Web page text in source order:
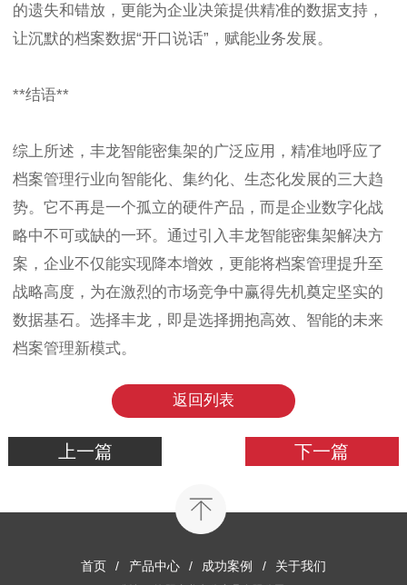
的遗失和错放，更能为企业决策提供精准的数据支持，
让沉默的档案数据“开口说话”，赋能业务发展。
**结语**
综上所述，丰龙智能密集架的广泛应用，精准地呼应了
档案管理行业向智能化、集约化、生态化发展的三大趋
势。它不再是一个孤立的硬件产品，而是企业数字化战
略中不可或缺的一环。通过引入丰龙智能密集架解决方
案，企业不仅能实现降本增效，更能将档案管理提升至
战略高度，为在激烈的市场竞争中赢得先机奠定坚实的
数据基石。选择丰龙，即是选择拥抱高效、智能的未来
档案管理新模式。
返回列表
上一篇 下一篇
首页 / 产品中心 / 成功案例 / 关于我们